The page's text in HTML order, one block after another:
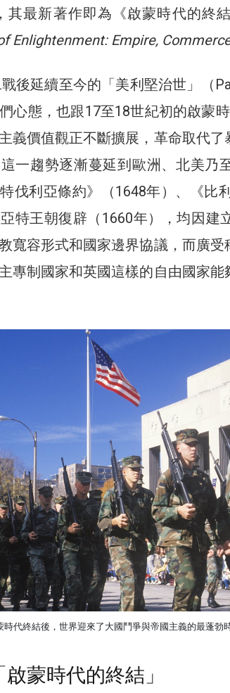
其最新著作即為《啟蒙時代的終
Enlightenment: Empire,
後延續至今的「美利堅治世」（
心態，也跟17至18世紀初的啟蒙
義價值觀正不斷擴展，革命取代
一趨勢逐漸蔓延到歐洲、北美乃
伐利亞條約》（1648年）、《比
特王朝復辟（1660年），均因建
寬容形式和國家邊界協議，而廣
專制國家和英國這樣的自由國家能
時代終結後，世界迎來了大國鬥爭與帝國主義的最蓬勃
蒙時代的終結」